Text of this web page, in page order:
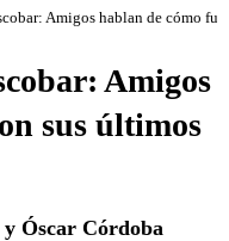
Amigos hablan de cómo
Amigos
sus últimos
Óscar Córdoba